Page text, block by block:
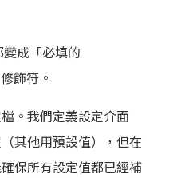
變成「必填的
修飾符。
。我們定義設定介面
其他用預設值），但在
保所有設定值都已經補